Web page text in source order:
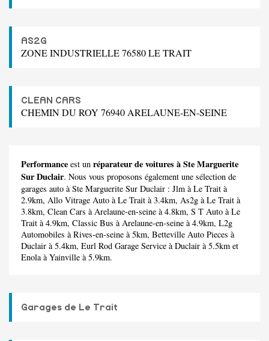
AS2G
ZONE INDUSTRIELLE 76580 LE TRAIT
CLEAN CARS
CHEMIN DU ROY 76940 ARELAUNE-EN-SEINE
Performance est un réparateur de voitures à Ste Marguerite
Sur Duclair. Nous vous proposons également une sélection de
garages auto à Ste Marguerite Sur Duclair : Jlm à Le Trait à
2.9km, Allo Vitrage Auto à Le Trait à 3.4km, As2g à Le Trait à
3.8km, Clean Cars à Arelaune-en-seine à 4.8km, S T Auto à Le
Trait à 4.9km, Classic Bus à Arelaune-en-seine à 4.9km, L2g
Automobiles à Rives-en-seine à 5km, Betteville Auto Pieces à
Duclair à 5.4km, Eurl Rod Garage Service à Duclair à 5.5km et
Enolaà Yainville à 5.9km.
Garages de Le Trait